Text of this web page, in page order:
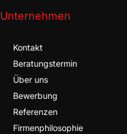
Unternehmen
Kontakt
Beratungstermin
Über uns
Bewerbung
Referenzen
Firmenphilosophie